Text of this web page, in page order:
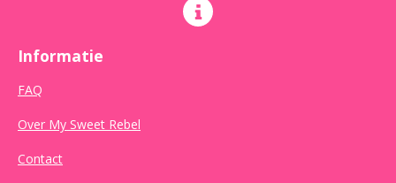
Informatie
FAQ
Over My Sweet Rebel
Contact